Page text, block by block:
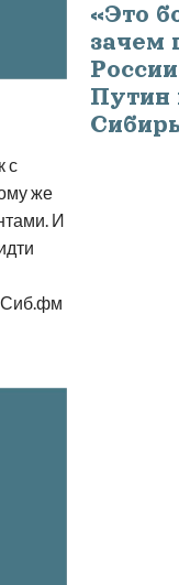
с
же
И
Сиб.фм
«Это
зачем
Путин